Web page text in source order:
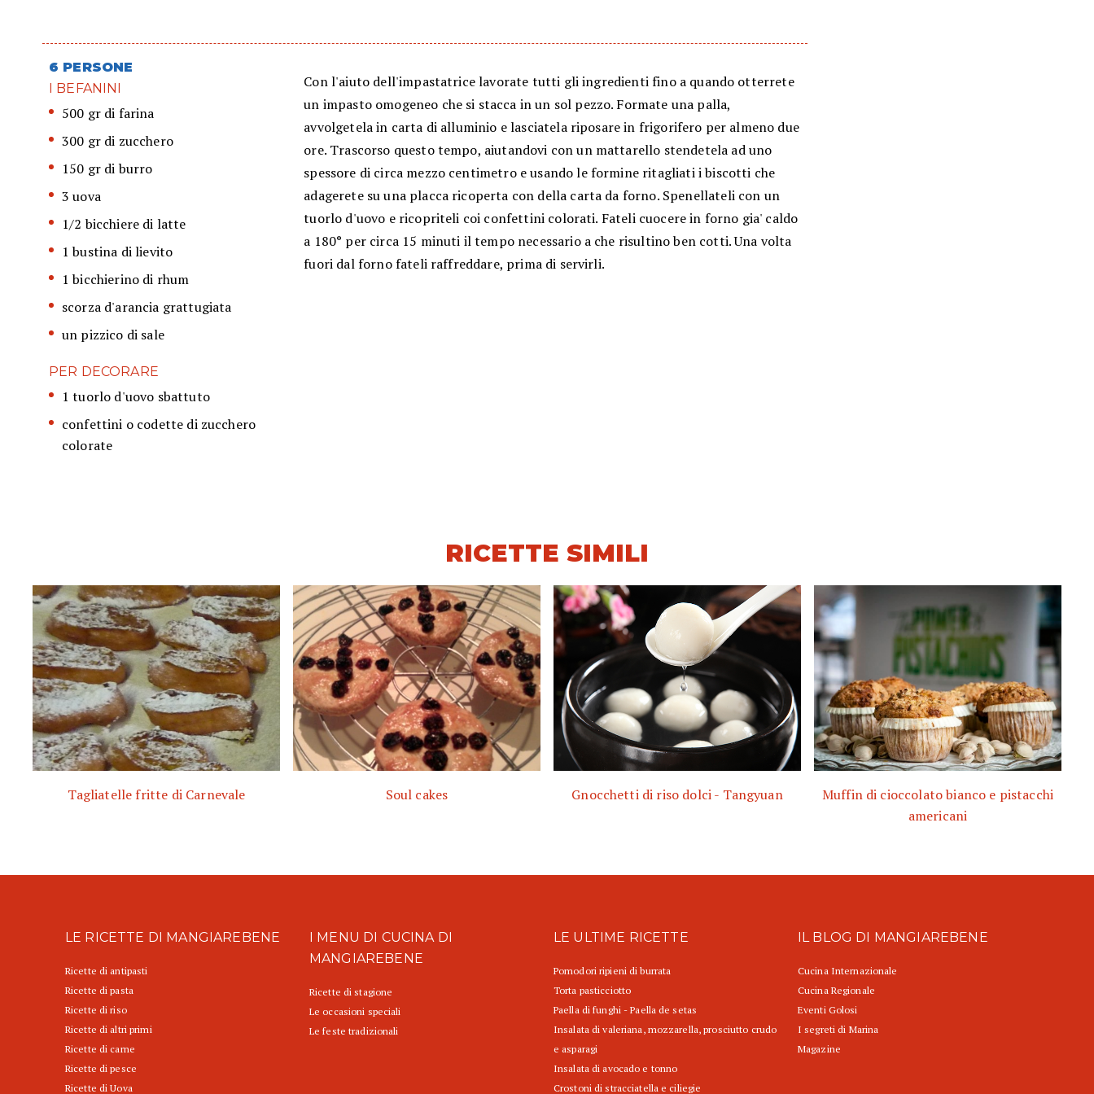
6 PERSONE
I BEFANINI
500 gr di farina
300 gr di zucchero
150 gr di burro
3 uova
1/2 bicchiere di latte
1 bustina di lievito
1 bicchierino di rhum
scorza d'arancia grattugiata
un pizzico di sale
PER DECORARE
1 tuorlo d'uovo sbattuto
confettini o codette di zucchero
colorate
Con l'aiuto dell'impastatrice lavorate tutti gli ingredienti fino a quando otterrete
un impasto omogeneo che si stacca in un sol pezzo. Formate una palla,
avvolgetela in carta di alluminio e lasciatela riposare in frigorifero per almeno due
ore. Trascorso questo tempo, aiutandovi con un mattarello stendetela ad uno
spessore di circa mezzo centimetro e usando le formine ritagliati i biscotti che
adagerete su una placca ricoperta con della carta da forno. Spenellateli con un
tuorlo d'uovo e ricopriteli coi confettini colorati. Fateli cuocere in forno gia' caldo
a 180° per circa 15 minuti il tempo necessario a che risultino ben cotti. Una volta
fuori dal forno fateli raffreddare, prima di servirli.
RICETTE SIMILI
Tagliatelle fritte di Carnevale Soul cakes Gnocchetti di riso dolci - Tangyuan
Muffin di cioccolato bianco e pistacchi
americani
LE RICETTE DI MANGIAREBENE
Ricette di antipasti
Ricette di pasta
Ricette di riso
Ricette di altri primi
Ricette di carne
Ricette di pesce
Ricette di Uova
I MENU DI CUCINA DI
MANGIAREBENE
Ricette di stagione
Le occasioni speciali
Le feste tradizionali
LE ULTIME RICETTE
Pomodori ripieni di burrata
Torta pasticciotto
Paella di funghi - Paella de setas
Insalata di valeriana, mozzarella, prosciutto crudo
e asparagi
Insalata di avocado e tonno
Crostoni di stracciatella e ciliegie
IL BLOG DI MANGIAREBENE
Cucina Internazionale
Cucina Regionale
Eventi Golosi
I segreti di Marina
Magazine